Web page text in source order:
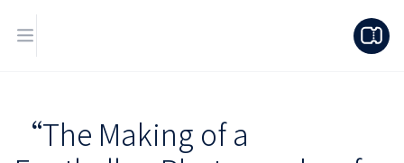
“The Making of a